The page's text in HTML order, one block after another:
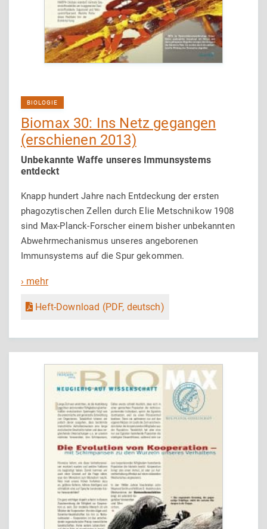
BIOLOGIE
Biomax 30: Ins Netz gegangen
(erschienen 2013)
Unbekannte Waffe unseres Immunsystems
entdeckt
Knapp hundert Jahre nach Entdeckung der ersten
phagozytischen Zellen durch Elie Metschnikow 1908
sind Max-Planck-Forscher einem bisher unbekannten
Abwehrmechanismus unseres angeborenen
Immunsystems auf die Spur gekommen.
› mehr
Heft-Download (PDF, deutsch)